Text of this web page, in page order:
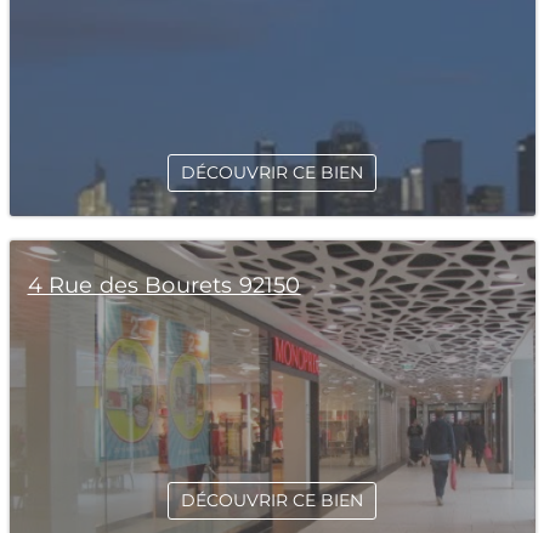
DÉCOUVRIR CE BIEN
4 Rue des Bourets 92150
DÉCOUVRIR CE BIEN